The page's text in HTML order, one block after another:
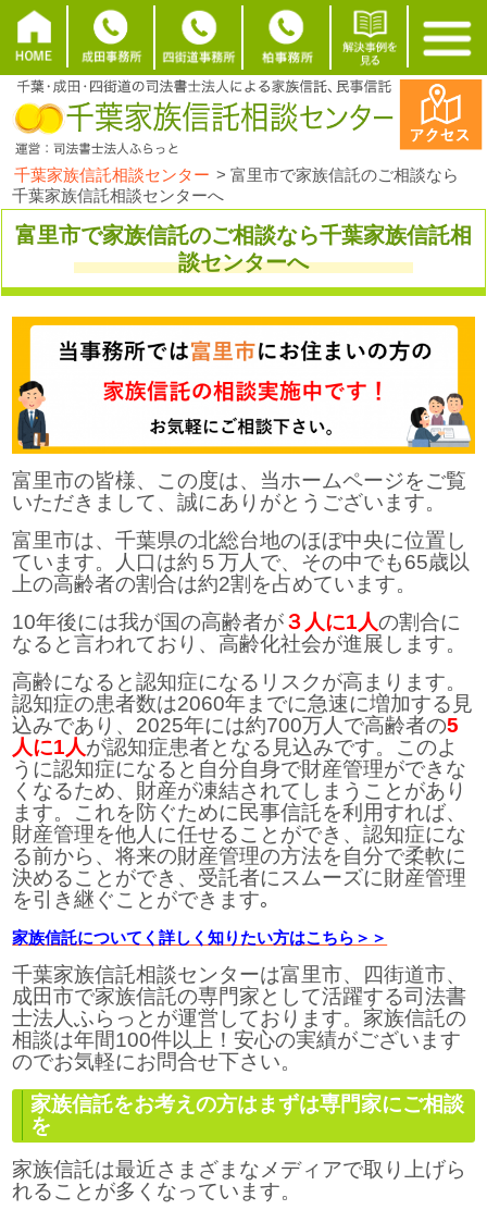
千葉家族信託相談センター >富里市で家族信託のご相談なら
千葉家族信託相談センターへ
富里市で家族信託のご相談なら千葉家族信託相
談センターへ
富里市の皆様、この度は、当ホームページをご覧
いただきまして、誠にありがとうございます。
富里市は、千葉県の北総台地のほぼ中央に位置し
ています。人口は約５万人で、その中でも65歳以
上の高齢者の割合は約2割を占めています。
10年後には我が国の高齢者が３人に1人の割合に
なると言われており、高齢化社会が進展します。
高齢になると認知症になるリスクが高まります。
認知症の患者数は2060年までに急速に増加する見
込みであり、2025年には約700万人で高齢者の5
人に1人が認知症患者となる見込みです。このよ
うに認知症になると自分自身で財産管理ができな
くなるため、財産が凍結されてしまうことがあり
ます。これを防ぐために民事信託を利用すれば、
財産管理を他人に任せることができ、認知症にな
る前から、将来の財産管理の方法を自分で柔軟に
決めることができ、受託者にスムーズに財産管理
を引き継ぐことができます｡
家族信託についてく詳しく知りたい方はこちら＞＞
千葉家族信託相談センターは富里市、四街道市、
成田市で家族信託の専門家として活躍する司法書
士法人ふらっとが運営しております。家族信託の
相談は年間100件以上！安心の実績がございます
のでお気軽にお問合せ下さい。
家族信託をお考えの方はまずは専門家にご相談
を
家族信託は最近さまざまなメディアで取り上げら
れることが多くなっています。